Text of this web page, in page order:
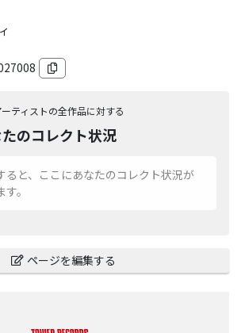
ーティストの全作品に対する
のコレクト状況
ると、ここにあなたのコレクト状況が
。
ページを編集する